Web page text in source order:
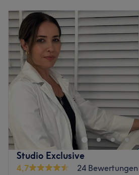
Dienstag
Mittwoch
Donnerstag
Freitag
Samstag
Sonntag
Du fühlst dich ausgelaugt und
wieder eine kleine Auszeit von
solltest du der Hautpflegepraxis
Alexanderstraße 159 in Stuttgart
abstatten, um deine Akkus wieder
und einfach deinen Termin bei
auch schon losgehen!
Studio Exclusive
4,7
24 Bewertungen